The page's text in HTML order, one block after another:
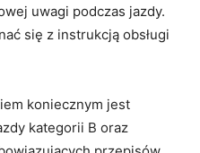
uwagi podczas ⁣jazdy.
się z instrukcją obsługi
koniecznym jest
kategorii B oraz